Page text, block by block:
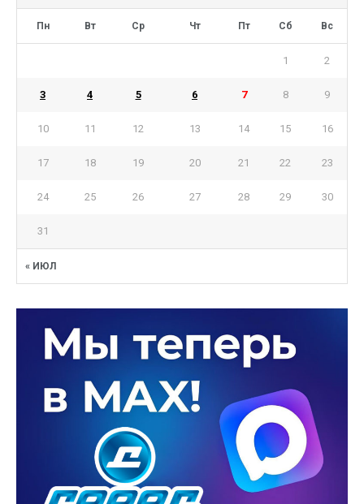
Пн Вт Ср Чт Пт Сб Вс
« ИЮЛ
1 2
3 4 5 6 7 8 9
10 11 12 13 14 15 16
17 18 19 20 21 22 23
24 25 26 27 28 29 30
31